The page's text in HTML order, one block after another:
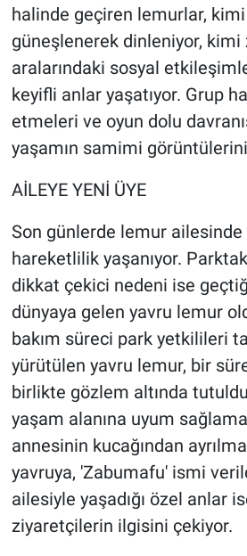
halinde geçiren lemurlar,
güneşlenerek dinleniyor,
aralarındaki sosyal
keyifli anlar yaşatıyor. Grup
etmeleri ve oyun dolu
yaşamın samimi görüntülerini
AİLEYE YENİ ÜYE
Son günlerde lemur ailesinde
hareketlilik yaşanıyor.
dikkat çekici nedeni ise
dünyaya gelen yavru lemur
bakım süreci park yetkilileri
yürütülen yavru lemur, bir
birlikte gözlem altında
yaşam alanına uyum
annesinin kucağından
yavruya, 'Zabumafu' ismi
ailesiyle yaşadığı özel anlar
ziyaretçilerin ilgisini çekiyor.